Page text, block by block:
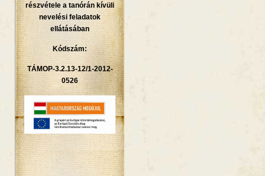
részvétele a tanórán kívüli
nevelési feladatok
ellátásában
Kódszám:
TÁMOP-3.2.13-12/1-2012-
0526